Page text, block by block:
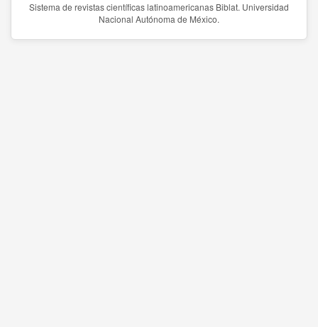
Sistema de revistas científicas latinoamericanas Biblat. Universidad
Nacional Autónoma de México.